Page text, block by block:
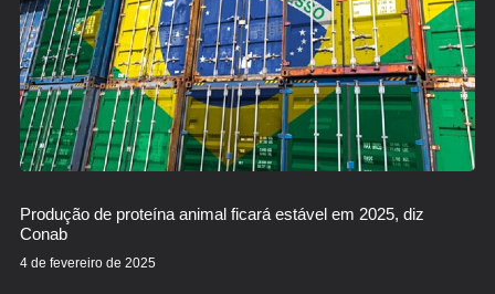
Produção de proteína animal ficará estável em 2025, diz
Conab
4 de fevereiro de 2025